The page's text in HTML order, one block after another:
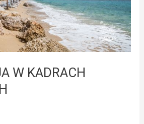
W KADRACH